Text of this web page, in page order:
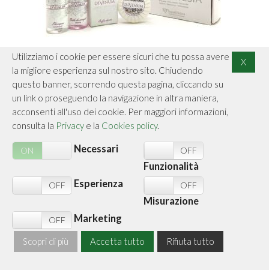
WELCOME KIT HOTEL DIVINUM SBSC
1 COFANETTO
Welcome Kit
Cod.
(Iva inclusa)
ACQUISTA ORA
1
Utilizziamo i cookie per essere sicuri che tu possa avere
la migliore esperienza sul nostro sito. Chiudendo
questo banner, scorrendo questa pagina, cliccando su
un link o proseguendo la navigazione in altra maniera,
acconsenti all'uso dei cookie. Per maggiori informazioni,
consulta la Privacy e la Cookies policy.
X
ON OFF
Necessari OFF
Funzionalità
OFF EsperienzaON OFF
Misurazione
OFF Marketing
Accetta tutto Rifiuta tutto
Scopri di più